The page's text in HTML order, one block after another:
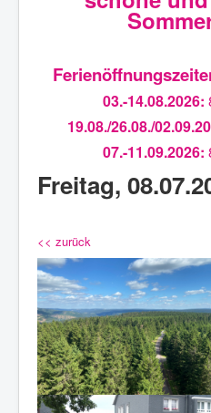
03.-14.08.2026:
19.08./26.08./
07.-11.09.2026:
Freitag,
<< zurück